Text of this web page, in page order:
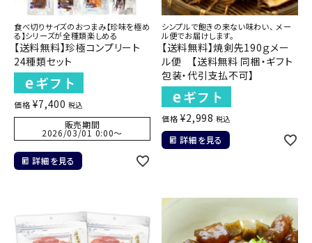
食べ切りサイズのおつまみ【珍味を極め
る】シリーズが全種類楽しめる
【送料無料】珍極コンプリート
24種類セット
価格 ¥7,400 税込
販売期間
2026/03/01 0:00〜
詳細を見る
シンプルで飽きの来ない味わい、 メー
ル便でお届けします。
【送料無料】焼剣先190ｇメー
ル便 【送料無料 同梱・ギフト
包装・代引支払不可】
価格 ¥2,998 税込
詳細を見る